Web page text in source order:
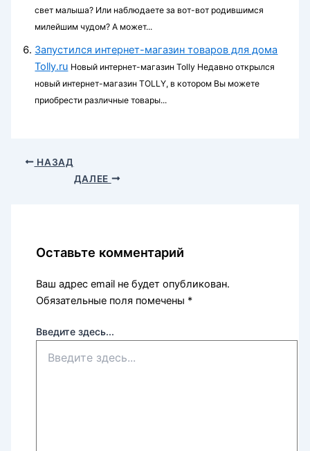
свет малыша? Или наблюдаете за вот-вот родившимся
милейшим чудом? А может...
Запустился интернет-магазин товаров для дома
Tolly.ru Новый интернет-магазин Tolly Недавно открылся
новый интернет-магазин TOLLY, в котором Вы можете
приобрести различные товары...
НАЗАД
ДАЛЕЕ
Оставьте комментарий
Ваш адрес email не будет опубликован.
Обязательные поля помечены *
Введите здесь...